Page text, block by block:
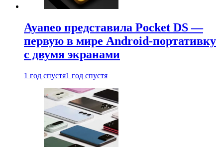
Ayaneo представила Pocket DS —
первую в мире Android-портативку
с двумя экранами
1 год спустя1 год спустя